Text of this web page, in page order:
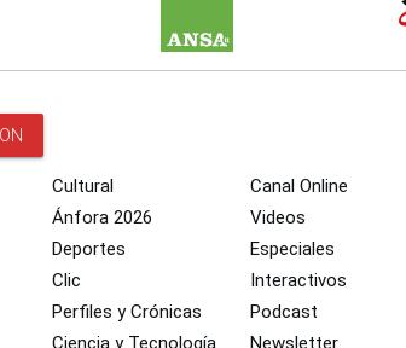
Cultural
Ánfora 2026
Deportes
Clic
Perfiles y Crónicas
Ciencia y Tecnología
Canal Online
Videos
Especiales
Interactivos
Podcast
Newsletter